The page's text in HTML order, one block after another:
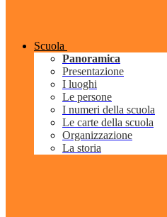
Scuola
Panoramica
Presentazione
I luoghi
Le persone
I numeri della scuola
Le carte della scuola
Organizzazione
La storia